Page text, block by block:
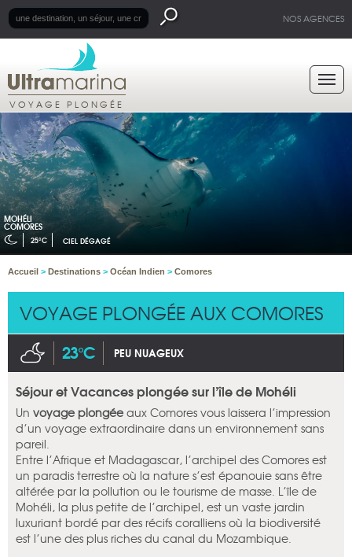
NOS AGENCES
VOYAGE PLONGÉE
MOHÉLI
COMORES
25°C CIEL DÉGAGÉ
Accueil > Destinations > Océan Indien > Comores
VOYAGE PLONGÉE AUX COMORES
23°C PEU NUAGEUX
Séjour et Vacances plongée sur l’île de Mohéli
Un voyage plongée aux Comores vous laissera l’impression
d’un voyage extraordinaire dans un environnement sans
pareil.
Entre l’Afrique et Madagascar, l’archipel des Comores est
un paradis terrestre où la nature s’est épanouie sans être
altérée par la pollution ou le tourisme de masse. L’île de
Mohéli, la plus petite de l’archipel, est un vaste jardin
luxuriant bordé par des récifs coralliens où la biodiversité
est l’une des plus riches du canal du Mozambique.